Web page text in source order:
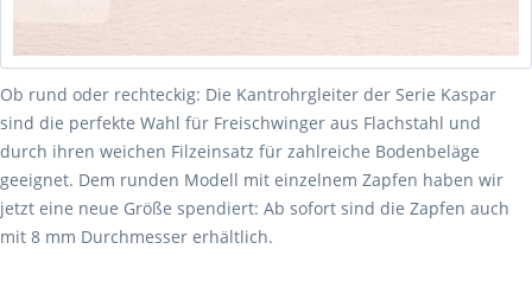
Ob rund oder rechteckig: Die Kantrohrgleiter der Serie Kaspar
sind die perfekte Wahl für Freischwinger aus Flachstahl und
durch ihren weichen Filzeinsatz für zahlreiche Bodenbeläge
geeignet. Dem runden Modell mit einzelnem Zapfen haben wir
jetzt eine neue Größe spendiert: Ab sofort sind die Zapfen auch
mit 8 mm Durchmesser erhältlich.